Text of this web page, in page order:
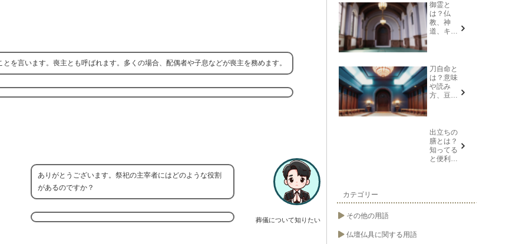
を言います。喪主とも呼ばれます。多くの場合、配偶者や子息などが喪主を務めます。
葬儀について知りたい
ありがとうございます。祭祀の主宰者にはどのような役割
があるのですか？
御霊と
は？仏
教、神
道、キリ
説
刀自命と
は？意味
や読み
方、豆知
出立ちの
膳とは？
知ってる
と便利な
カテゴリー
その他の用語
仏壇仏具に関する用語